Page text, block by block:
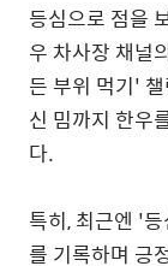
등심으로 점을
우 차사장 채널
든 부위 먹기'
신 밈까지 한우
다.
특히, 최근엔 '
를 기록하며 긍